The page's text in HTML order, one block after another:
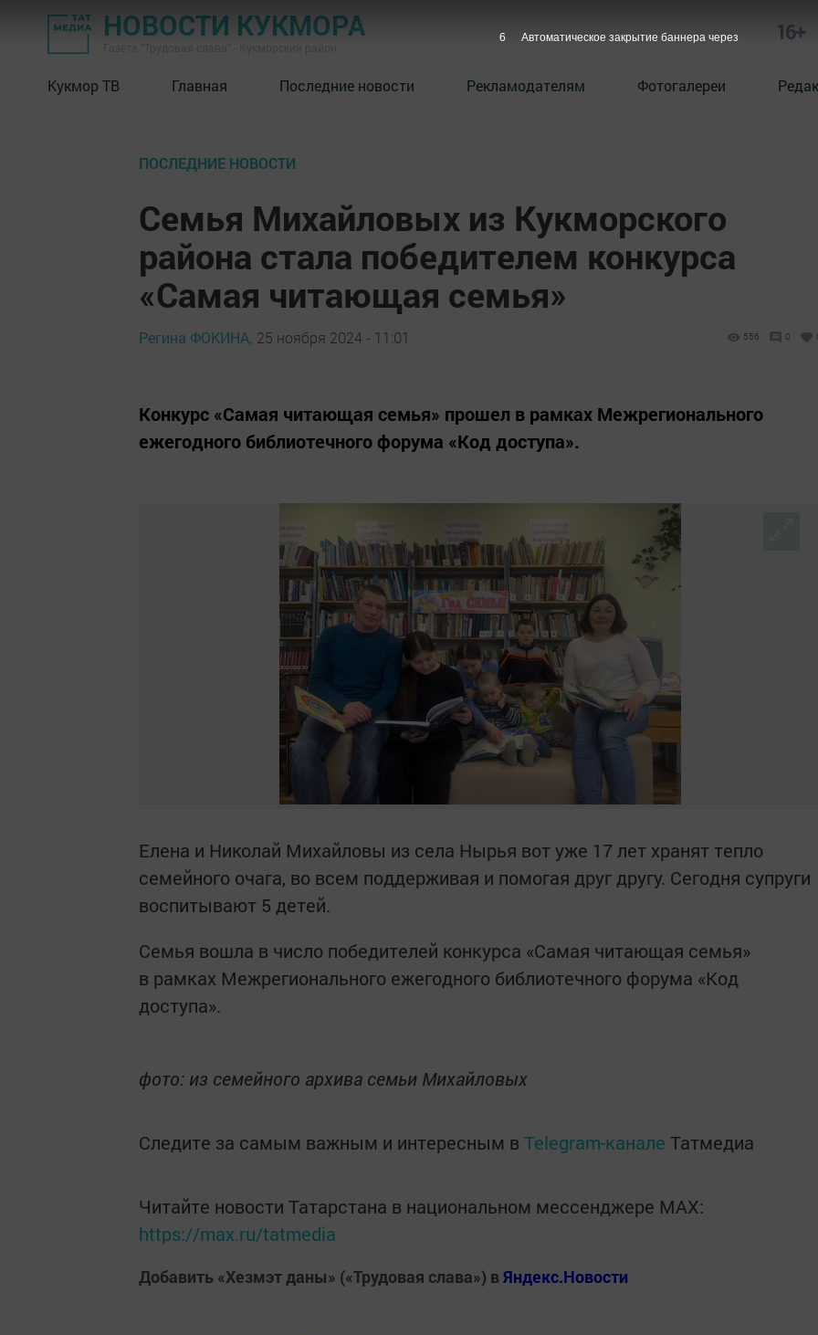
НОВОСТИ КУКМОРА 16+
Кукмор ТВ Главная Последние новости Рекламодателям Фотогалереи
ПОСЛЕДНИЕ НОВОСТИ
Семья Михайловых из Кукморского
района стала победителем конкурса
«Самая читающая семья»
Регина ФОКИНА, 25 ноября 2024 - 11:01 556 0
Конкурс «Самая читающая семья» прошел в рамках Межрегионального
ежегодного библиотечного форума «Код доступа».
Елена и Николай Михайловы из села Нырья вот уже 17 лет хранят тепло
семейного очага, во всем поддерживая и помогая друг другу. Сегодня супруги
воспитывают 5 детей.
Семья вошла в число победителей конкурса «Самая читающая семья»
в рамках Межрегионального ежегодного библиотечного форума «Код
доступа».
фото: из семейного архива семьи Михайловых
Следите за самым важным и интересным в Telegram-канале Татмедиа
Читайте новости Татарстана в национальном мессенджере MАХ:
https://max.ru/tatmedia
Добавить «Хезмэт даны» («Трудовая слава») вЯндекс.Новости
5 Автоматическое закрытие баннера через